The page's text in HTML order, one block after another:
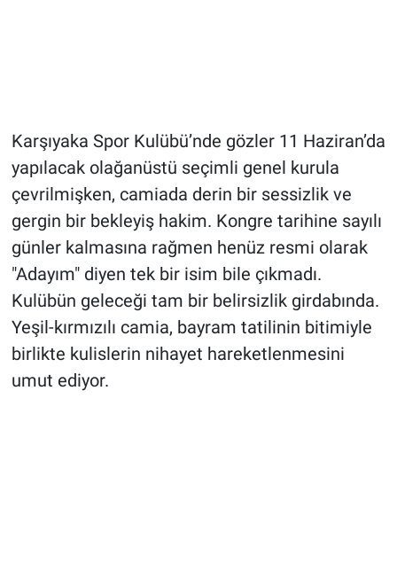
Karşıyaka Spor Kulübü’nde gözler 11 Haziran’da
yapılacak olağanüstü seçimli genel kurula
çevrilmişken, camiada derin bir sessizlik ve
gergin bir bekleyiş hakim. Kongre tarihine sayılı
günler kalmasına rağmen henüz resmi olarak
"Adayım" diyen tek bir isim bile çıkmadı.
Kulübün geleceği tam bir belirsizlik girdabında.
Yeşil-kırmızılı camia, bayram tatilinin bitimiyle
birlikte kulislerin nihayet hareketlenmesini
umut ediyor.